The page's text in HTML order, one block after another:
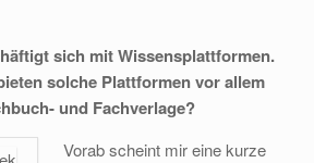
sich mit Wissensplattformen.
solche Plattformen vor allem
und Fachverlage?
Vorab scheint mir eine kurze